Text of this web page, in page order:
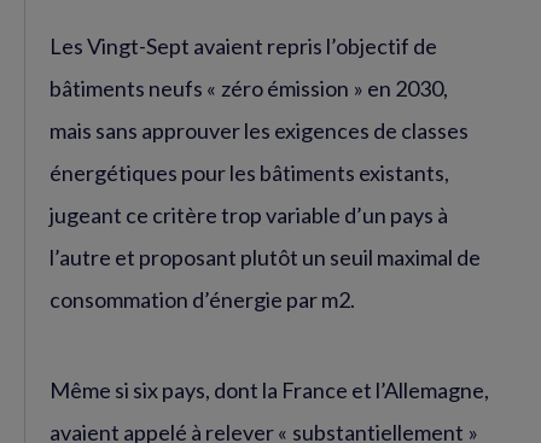
Les Vingt-Sept avaient repris l’objectif de
bâtiments neufs « zéro émission » en 2030,
mais sans approuver les exigences de classes
énergétiques pour les bâtiments existants,
jugeant ce critère trop variable d’un pays à
l’autre et proposant plutôt un seuil maximal de
consommation d’énergie par m2.
Même si six pays, dont la France et l’Allemagne,
avaient appelé à relever « substantiellement »